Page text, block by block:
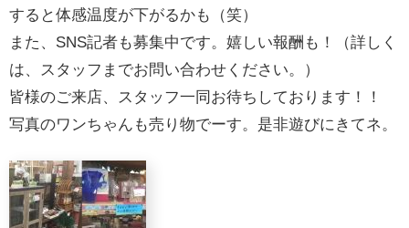
すると体感温度が下がるかも（笑）
また、SNS記者も募集中です。嬉しい報酬も！（詳しく
は、スタッフまでお問い合わせください。）
皆様のご来店、スタッフ一同お待ちしております！！
写真のワンちゃんも売り物でーす。是非遊びにきてネ。